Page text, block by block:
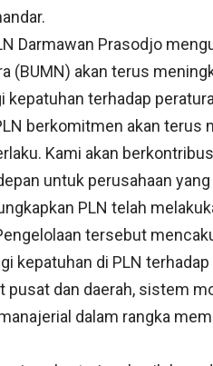
Darmawan Prasodjo
(BUMN) akan terus
terhadap
berkomitmen akan terus
Kami akan
untuk perusahaan
PLN telah
tersebut
kepatuhan di PLN
pusat dan daerah, sistem
dalam rangka